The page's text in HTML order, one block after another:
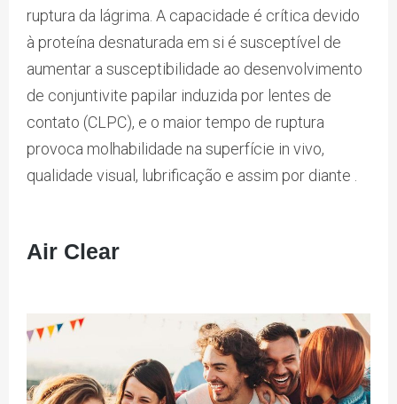
ruptura da lágrima. A capacidade é crítica devido
à proteína desnaturada em si é susceptível de
aumentar a susceptibilidade ao desenvolvimento
de conjuntivite papilar induzida por lentes de
contato (CLPC), e o maior tempo de ruptura
provoca molhabilidade na superfície in vivo,
qualidade visual, lubrificação e assim por diante .
Air Clear